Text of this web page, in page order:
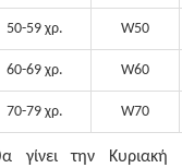
50-59 χρ. W50
60-69 χρ. W60
70-79 χρ. W70
γίνει την Κυριακή